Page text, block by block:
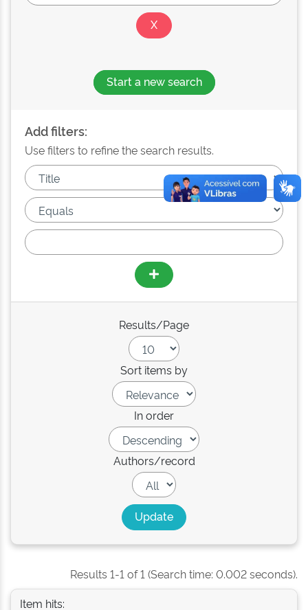
Start a new search
Add filters:
Use filters to refine the search results.
Results/Page
Sort items by
In order
Authors/record
Results 1-1 of 1 (Search time: 0.002 seconds).
Item hits: